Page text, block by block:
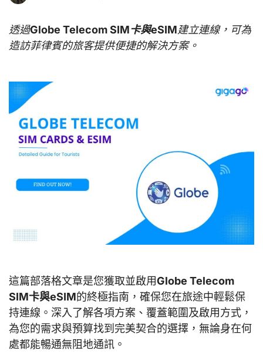
透過Globe Telecom SIM卡與eSIM建立連線，可為
造訪菲律賓的旅客提供便捷的解決方案。
這篇部落格文章是您獲取並啟用Globe Telecom
SIM卡與eSIM的終極指南，確保您在旅途中輕鬆保
持連線。深入了解各項方案、覆蓋範圍及啟用方式，
為您的需求與預算找到完美契合的選擇，無論身在何
處都能暢通無阻地通訊。